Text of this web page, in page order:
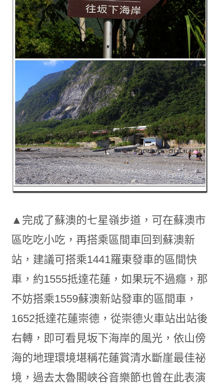
▲完成了蘇澳的七星嶺步道，可在蘇澳市
區吃吃小吃，再搭乘區間車回到蘇澳新
站，建議可搭乘1441羅東發車的區間快
車，約1555抵達花蓮，如果玩不過癮，那
不妨搭乘1559蘇澳新站發車的區間車，
1652抵達花蓮崇德，從崇德火車站出站後
右轉，即可看見坂下海岸的風光，依山傍
海的地理環境堪稱花蓮賞清水斷崖最佳祕
境，過去太魯閣峽谷音樂節也曾在此表演